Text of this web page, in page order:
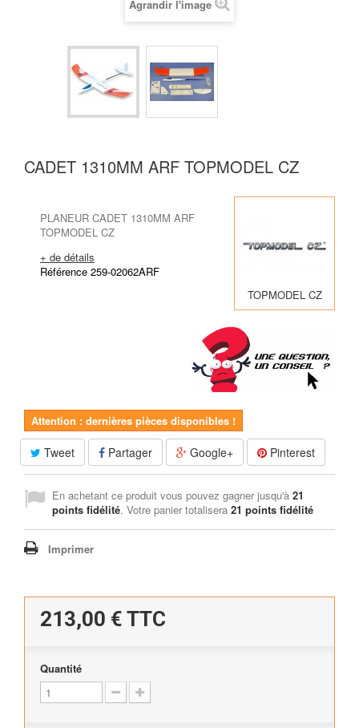
Agrandir l'image
CADET 1310MM ARF TOPMODEL CZ
PLANEUR CADET 1310MM ARF
TOPMODEL CZ
+ de détails
Référence 259-02062ARF
TOPMODEL CZ
Attention : dernières pièces disponibles !
Tweet Partager Google+ Pinterest
En achetant ce produit vous pouvez gagner jusqu'à 21
points fidélité. Votre panier totalisera 21 points fidélité
Imprimer
213,00 € TTC
Quantité